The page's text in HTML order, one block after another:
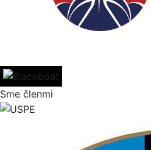
Sme členmi